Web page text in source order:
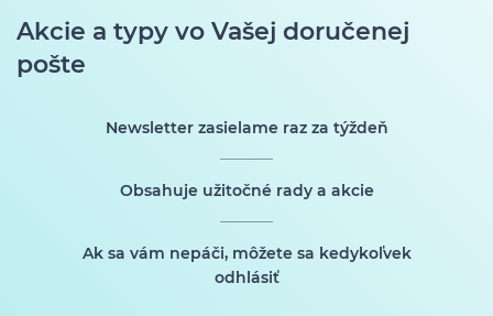
Akcie a typy vo Vašej doručenej
pošte
Newsletter zasielame raz za týždeň
Obsahuje užitočné rady a akcie
Ak sa vám nepáči, môžete sa kedykoľvek
odhlásiť